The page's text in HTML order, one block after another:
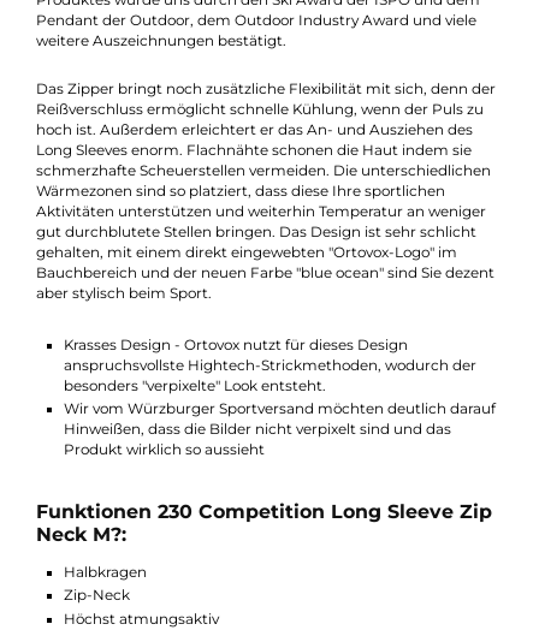
Nierenbereich, verwendet Ortovox 240 g Merino. An Heatspots
kommen atmungsakive Netzstrukturen zum Einsatz und
an Merinowolle ist, dass sie pflegeleicht, weich und
geruchsneutralisierend ist. Des Weiteren arbeitet sie
feuchtigkeits- und temperaturregulierend. Die Einzigartigkeit
Produktes wurde uns durch den Ski Award der ISPO und dem
Pendant der Outdoor, dem Outdoor Industry Award und viele
weitere Auszeichnungen bestätigt.
Das Zipper bringt noch zusätzliche Flexibilität mit sich, denn
Reißverschluss ermöglicht schnelle Kühlung, wenn der Puls zu
hoch ist. Außerdem erleichtert er das An- und Ausziehen des
schmerzhafte Scheuerstellen vermeiden. Die
Wärmezonen sind so platziert, dass diese Ihre sportlichen
Aktivitäten unterstützen und weiterhin Temperatur an weniger
gut durchblutete Stellen bringen. Das Design ist sehr schlicht
gehalten, mit einem direkt eingewebten "Ortovox-Logo" im
Bauchbereich und der neuen Farbe "blue ocean" sind Sie
Krasses Design - Ortovox nutzt für dieses Design
besonders "verpixelte" Look entsteht.
Wir vom Würzburger Sportversand möchten deutlich
Hinweißen, dass die Bilder nicht verpixelt sind und das